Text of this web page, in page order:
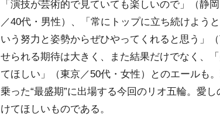
「演技が芸術的で見ていても楽しいので」（静岡
／40代・男性）、「常にトップに立ち続けようと
いう努力と姿勢からぜひやってくれると思う」
せられる期待は大きく、また結果だけでなく、
てほしい」（東京／50代・女性）とのエールも
乗った“最盛期”に出場する今回のリオ五輪。愛
けてほしいものである。